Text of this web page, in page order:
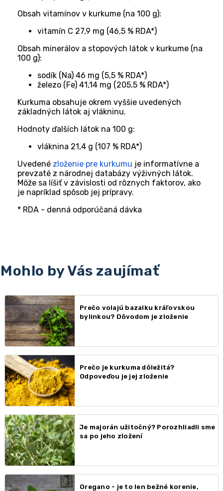
Obsah vitamínov v kurkume (na 100 g):
vitamín C 27,9 mg (46,5 % RDA*)
Obsah minerálov a stopových látok v kurkume (na
100 g):
sodík (Na) 46 mg (5,5 % RDA*)
železo (Fe) 41,14 mg (205,5 % RDA*)
Kurkuma obsahuje okrem vyššie uvedených
základných látok aj vlákninu.
Hodnoty ďalších látok na 100 g:
vláknina 21,4 g (107 % RDA*)
Uvedené zloženie pre kurkumu je informatívne a
prevzaté z národnej databázy výživných látok.
Môže sa líšiť v závislosti od rôznych faktorov, ako
je napríklad spôsob jej prípravy.
* RDA - denná odporúčaná dávka
Mohlo by Vás zaujímať
Prečo volajú bazalku kráľovskou
bylinkou? Dôvodom je zloženie
Prečo je kurkuma dôležitá?
Odpoveďou je jej zloženie
Je majorán užitočný? Porozhliadli sme
sa po jeho zložení
Oregano - je to len bežné korenie,